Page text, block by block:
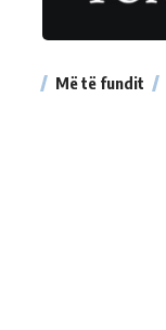
Më të fundit